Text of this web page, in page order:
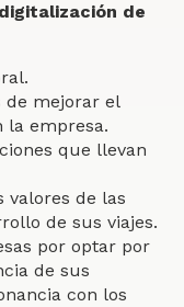
de
de mejorar el
la empresa.
que llevan
valores de las
de sus viajes.
por optar por
de sus
con los